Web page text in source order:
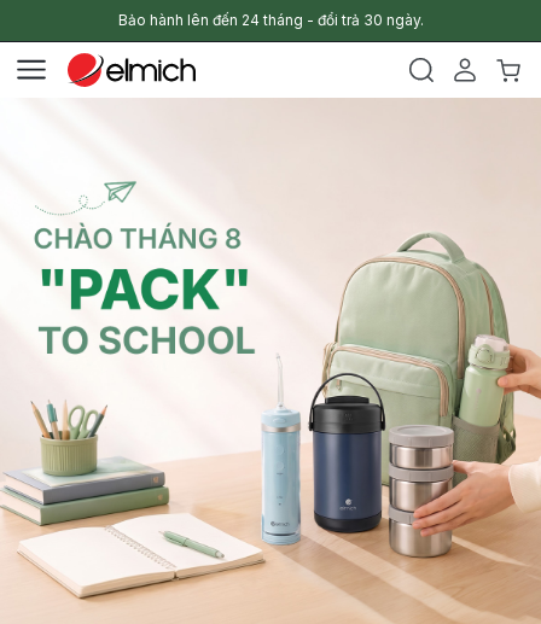
Bảo hành lên đến 24 tháng - đổi trả 30 ngày.